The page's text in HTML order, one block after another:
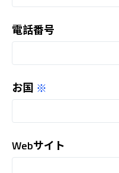
電話番号
お国
Webサイト